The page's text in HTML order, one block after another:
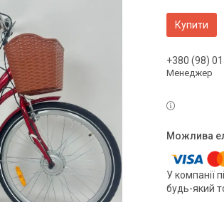
Купити
+380 (98)
Менеджер
У компанії
будь-який